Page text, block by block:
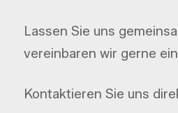
Lassen Sie uns
vereinbaren wir gerne
Kontaktieren Sie uns